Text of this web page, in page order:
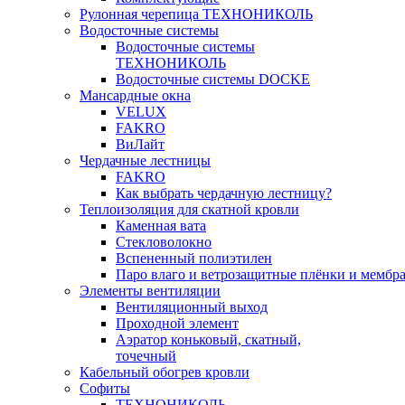
Рулонная черепица ТЕХНОНИКОЛЬ
Водосточные системы
Водосточные системы
ТЕХНОНИКОЛЬ
Водосточные системы DOCKE
Мансардные окна
VELUX
FAKRO
ВиЛайт
Чердачные лестницы
FAKRO
Как выбрать чердачную лестницу?
Теплоизоляция для скатной кровли
Каменная вата
Стекловолокно
Вспененный полиэтилен
Паро влаго и ветрозащитные плёнки и
Элементы вентиляции
Вентиляционный выход
Проходной элемент
Аэратор коньковый, скатный,
точечный
Кабельный обогрев кровли
Софиты